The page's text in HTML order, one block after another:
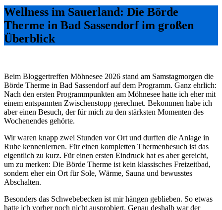
Wellness im Sauerland: Die Börde
Therme in Bad Sassendorf im großen
Überblick
Beim Bloggertreffen Möhnesee 2026 stand am Samstagmorgen die
Börde Therme in Bad Sassendorf auf dem Programm. Ganz ehrlich:
Nach den ersten Programmpunkten am Möhnesee hatte ich eher mit
einem entspannten Zwischenstopp gerechnet. Bekommen habe ich
aber einen Besuch, der für mich zu den stärksten Momenten des
Wochenendes gehörte.
Wir waren knapp zwei Stunden vor Ort und durften die Anlage in
Ruhe kennenlernen. Für einen kompletten Thermenbesuch ist das
eigentlich zu kurz. Für einen ersten Eindruck hat es aber gereicht,
um zu merken: Die Börde Therme ist kein klassisches Freizeitbad,
sondern eher ein Ort für Sole, Wärme, Sauna und bewusstes
Abschalten.
Besonders das Schwebebecken ist mir hängen geblieben. So etwas
hatte ich vorher noch nicht ausprobiert. Genau deshalb war der